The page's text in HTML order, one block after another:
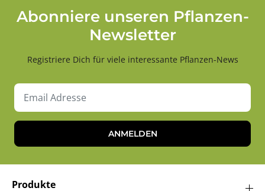
Abonniere unseren Pflanzen-
Newsletter
Registriere Dich für viele interessante Pflanzen-News
ANMELDEN
Produkte